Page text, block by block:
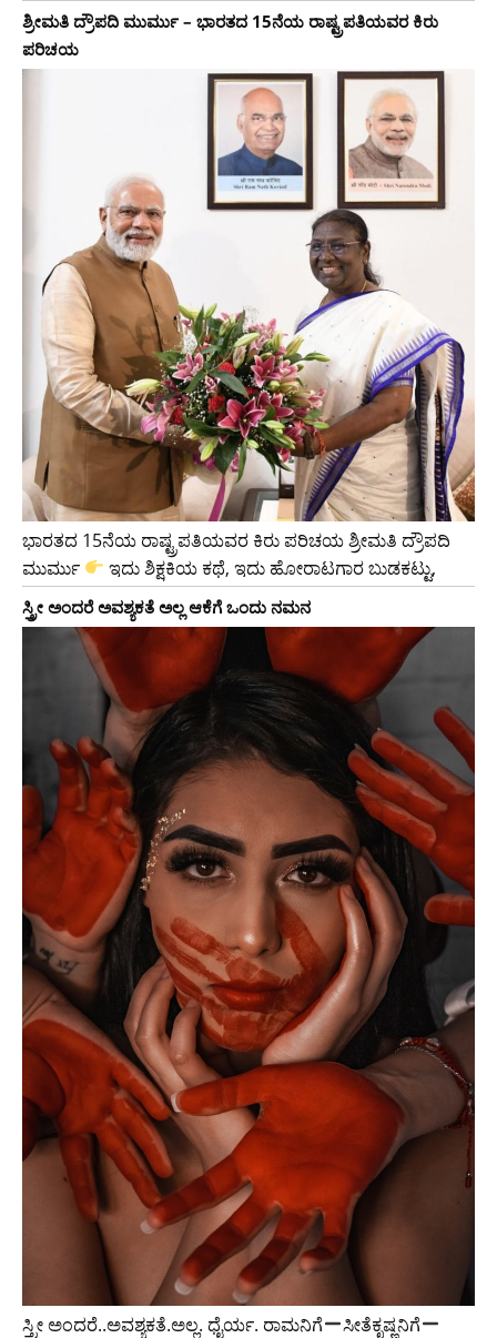
ಶ್ರೀಮತಿ ದ್ರೌಪದಿ ಮುರ್ಮು – ಭಾರತದ 15ನೆಯ ರಾಷ್ಟ್ರಪತಿಯವರ ಕಿರು
ಪರಿಚಯ
ಭಾರತದ 15ನೆಯ ರಾಷ್ಟ್ರಪತಿಯವರ ಕಿರು ಪರಿಚಯ ಶ್ರೀಮತಿ ದ್ರೌಪದಿ
ಮುರ್ಮು
ಇದು ಶಿಕ್ಷಕಿಯ ಕಥೆ, ಇದು ಹೋರಾಟಗಾರ ಬುಡಕಟ್ಟು,
ಸ್ತ್ರೀ ಅಂದರೆ ಅವಶ್ಯಕತೆ ಅಲ್ಲ ಆಕೆಗೆ ಒಂದು ನಮನ
ಸ್ತ್ರೀ ಅಂದರೆ..ಅವಶ್ಯಕತೆ.ಅಲ್ಲ. ಧೈರ್ಯ. ರಾಮನಿಗೆ
ಸೀತೆಕೃಷ್ಣನಿಗೆ